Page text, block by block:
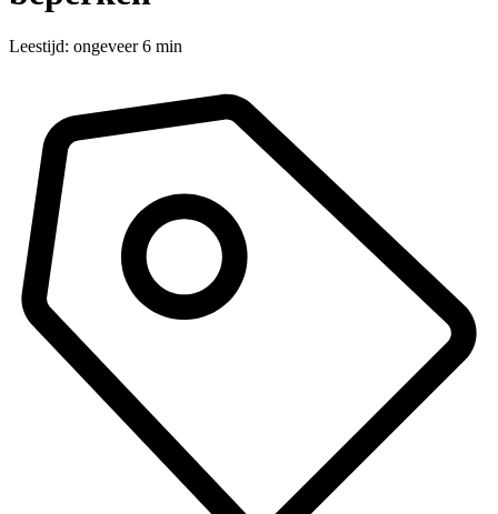
Leestijd: ongeveer 6 min